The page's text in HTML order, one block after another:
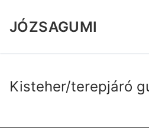
tartalomra
JÓZSAGUMI
Kisteher/terepjáró